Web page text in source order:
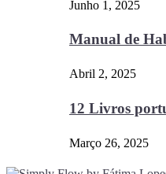
Junho 1, 2025
Manual de
Abril 2, 2025
12 Livros
Março 26, 2025